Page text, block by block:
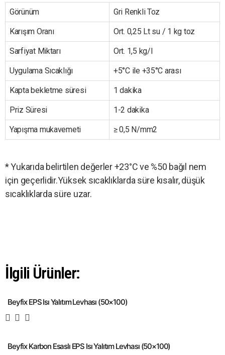
Görünüm Gri Renkli Toz
Karışım Oranı Ort. 0,25 Lt su / 1 kg toz
Sarfiyat Miktarı Ort. 1,5 kg/l
Uygulama Sıcaklığı +5°C ile +35°C arası
Kapta bekletme süresi 1 dakika
Priz Süresi 1-2 dakika
Yapışma mukavemeti ≥ 0,5 N/mm2
* Yukarıda belirtilen değerler +23°C ve %50 bağıl nem
için geçerlidir.Yüksek sıcaklıklarda süre kısalır, düşük
sıcaklıklarda süre uzar.
İlgili Ürünler:
Beyfix EPS Isı Yalıtım Levhası (50×100)
Beyfix Karbon Esaslı EPS Isı Yalıtım Levhası (50×100)